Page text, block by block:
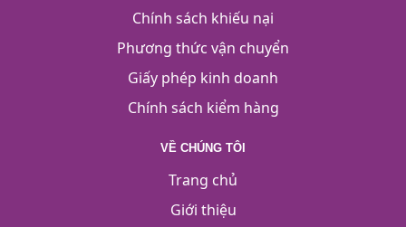
Chính sách khiếu nại
Phương thức vận chuyển
Giấy phép kinh doanh
Chính sách kiểm hàng
VỀ CHÚNG TÔI
Trang chủ
Giới thiệu